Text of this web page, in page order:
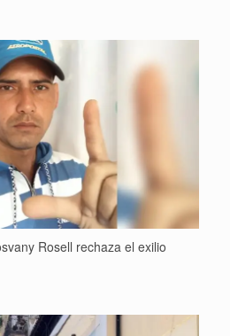
Rosell rechaza el exilio